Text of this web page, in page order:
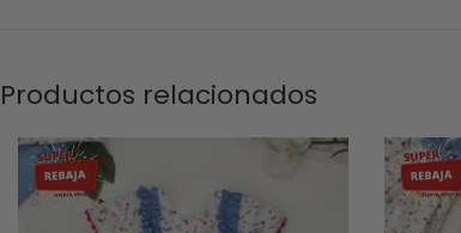
Productos relacionados